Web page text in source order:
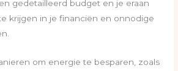
gedetailleerd budget en je eraan
krijgen in je financiën en onnodige
om energie te besparen, zoals